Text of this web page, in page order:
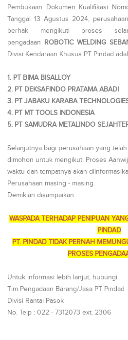
Pembukaan Dokumen Kualifikasi
Tanggal 13 Agustus 2024,
berhak mengikuti proses
pengadaan ROBOTIC WELDING
Divisi Kendaraan Khusus PT Pindad
1. PT BIMA BISALLOY
2. PT DEKSAFINDO PRATAMA ABADI
3. PT JABAKU KARABA
4. PT MT TOOLS INDONESIA
5. PT SAMUDRA METALINDO
Selanjutnya bagi perusahaan yang
dimohon untuk mengikuti Proses
waktu dan tempatnya akan
Perusahaan masing - masing.
Demikian disampaikan.
WASPADA TERHADAP PENIPUAN
PINDAD
PT. PINDAD TIDAK PERNAH
PROSES
Untuk informasi lebih lanjut, hubungi :
Tim Pengadaan Barang/Jasa PT Pindad
Divisi Rantai Pasok
No. Telp : 022 - 7312073 ext. 2306